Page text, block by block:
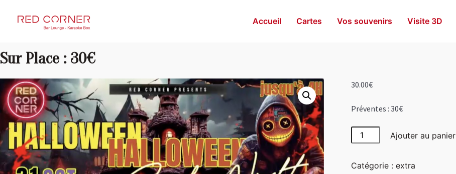
RED CORNER Accueil Cartes Vos souvenirs Visite 3D
Sur Place : 30€
30.00€
Préventes : 30€
quantité
de
Place
Ajouter au panier
Catégorie : extra